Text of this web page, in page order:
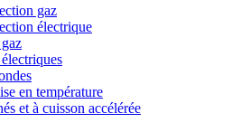
gaz
électrique
en température
et à cuisson accélérée